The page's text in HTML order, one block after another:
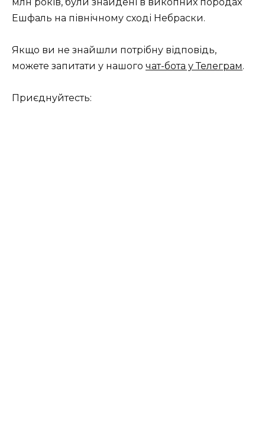
Ешфаль на північному сході Небраски.
Якщо ви не знайшли потрібну відповідь,
можете запитати у нашого чат-бота у Телеграм.
Приєднуйтесть: